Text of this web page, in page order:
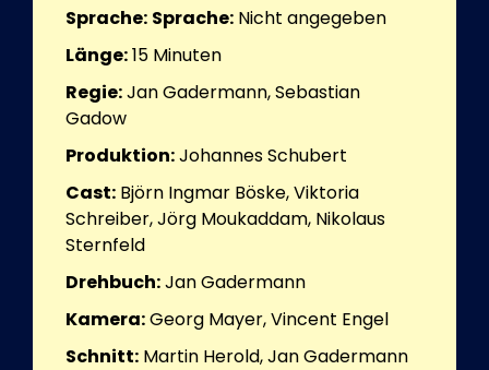
Sprache: Sprache: Nicht angegeben
Länge:15 Minuten
Regie:Jan Gadermann, Sebastian
Gadow
Produktion:Johannes Schubert
Cast: Björn Ingmar Böske, Viktoria
Schreiber, Jörg Moukaddam, Nikolaus
Sternfeld
Drehbuch:Jan Gadermann
Kamera:Georg Mayer, Vincent Engel
Schnitt: Martin Herold, Jan Gadermann